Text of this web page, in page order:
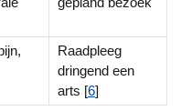
Raadpleeg
dringend een
arts [6]